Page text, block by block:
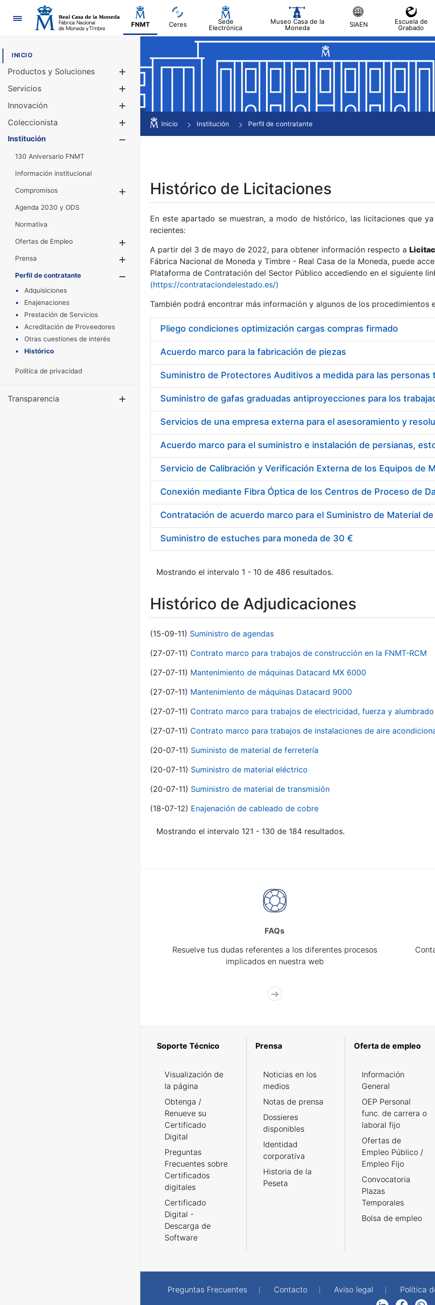
Navegación
FNMT Ceres
Sede
Electrónica
Museo Casa de la
Moneda
SIAEN
Escuela de
Grabado
INICIO
Productos y Soluciones
Mostrar/Ocultar
Servicios
Innovación
Coleccionista
Mostrar/Ocultar
Institución
130 Aniversario FNMT
Información institucional
Compromisos
Mostrar/Ocultar
Agenda 2030 y ODS
Normativa
Ofertas de Empleo
Prensa
Mostrar/Ocultar
Perfil de contratante
Mostrar/Ocultar
Adquisiciones
Enajenaciones
Prestación de Servicios
Acreditación de Proveedores
Otras cuestiones de interés
Histórico
Política de privacidad
Transparencia Mostrar/Ocultar
Inicio Institución Perfil de contratante
Histórico de Licitaciones
En este apartado se muestran, a modo de histórico, las licitaciones que
recientes:
A partir del 3 de mayo de 2022, para obtener información respecto a
Fábrica Nacional de Moneda y Timbre - Real Casa de la Moneda, puede
Plataforma de Contratación del Sector Público accediendo en el siguiente
(https://contrataciondelestado.es/)
También podrá encontrar más información y algunos de los procedimientos
Pliego condiciones optimización cargas compras firmado
Acuerdo marco para la fabricación de piezas
Acuerdo marco para el suministro e instalación de persianas,
Suministro de estuches para moneda de 30 €
Mostrando el intervalo 1 - 10 de 486 resultados.
Histórico de Adjudicaciones
(15-09-11) Suministro de agendas
(27-07-11) Contrato marco para trabajos de construcción en la FNMT-RCM
(27-07-11) Mantenimiento de máquinas Datacard MX 6000
(27-07-11) Mantenimiento de máquinas Datacard 9000
(27-07-11) Contrato marco para trabajos de electricidad, fuerza y alumbrado
(27-07-11) Contrato marco para trabajos de instalaciones de aire
(20-07-11) Suministo de material de ferretería
(20-07-11) Suministro de material eléctrico
(20-07-11) Suministro de material de transmisión
(18-07-12) Enajenación de cableado de cobre
Mostrando el intervalo 121 - 130 de 184 resultados.
FAQs
Resuelve tus dudas referentes a los diferentes procesos
implicados en nuestra web
Soporte Técnico
Visualización de
la página
Obtenga /
Renueve su
Certificado
Digital
Preguntas
Frecuentes sobre
Certificados
digitales
Certificado
Digital -
Descarga de
Software
Prensa
Noticias en los
medios
Notas de prensa
Dossieres
disponibles
Identidad
corporativa
Historia de la
Peseta
Oferta de empleo
Información
General
OEP Personal
func. de carrera o
laboral fijo
Ofertas de
Empleo Público /
Empleo Fijo
Convocatoria
Plazas
Temporales
Bolsa de empleo
Preguntas Frecuentes Contacto Aviso legal Política